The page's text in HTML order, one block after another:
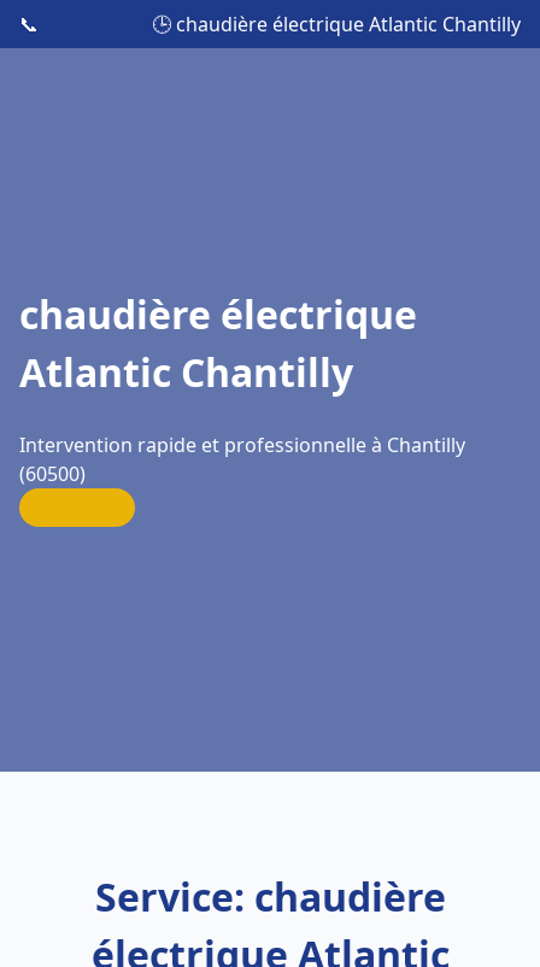
📞 🕒 chaudière électrique Atlantic Chantilly
chaudière électrique
Atlantic Chantilly
Intervention rapide et professionnelle à Chantilly
(60500)
Service: chaudière
électrique Atlantic